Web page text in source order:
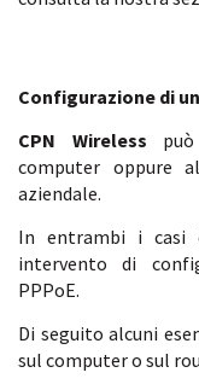
Configurazione di
CPN Wireless
computer oppure
aziendale.
In entrambi i casi
intervento di
PPPoE.
Di seguito alcuni
sul computer o sul